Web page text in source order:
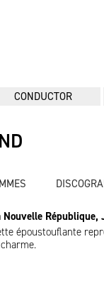
CONDUCTOR
Nouvelle
époustouflante